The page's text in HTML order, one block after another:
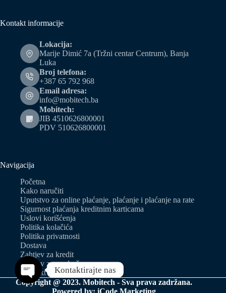
Kontakt informacije
Lokacija:
Marije Dimić 7a (Tržni centar Centrum), Banja
Luka
Broj telefona:
+387 65 792 968
Email adresa:
info@mobitech.ba
Mobitech:
JIB 4510626800001
PDV 510626800001
Navigacija
Početna
Kako naručiti
Uputstvo za online plaćanje, plaćanje i plaćanje na rate
Sigurnost plaćanja kreditnim karticama
Uslovi korišćenja
Politika kolačića
Politika privatnosti
Dostava
Zahtjev za kredit
Zahtjev za predračun
Kontakt
Copyright @ 2023. Mobitech - Sva prava zadržana.
Powered by:iCode Marketing
Kontaktirajte nas
Open chaty